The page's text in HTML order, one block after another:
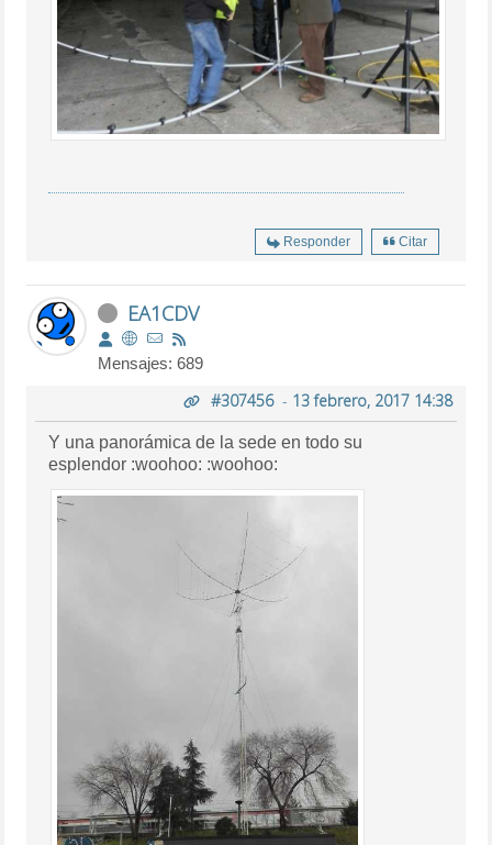
Responder Citar
EA1CDV
Mensajes: 689
#307456- 13 febrero, 2017 14:38
Y una panorámica de la sede en todo su
esplendor :woohoo: :woohoo: